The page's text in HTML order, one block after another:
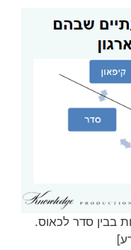
בבין סדר לכאוס.